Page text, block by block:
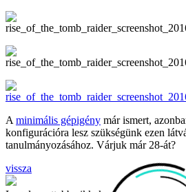
A minimális gépigény már ismert,
konfigurációra lesz szükségünk ezen
tanulmányozásához. Várjuk már 28-át?
vissza